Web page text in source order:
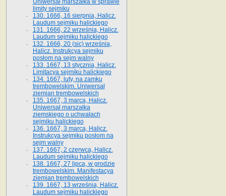
Uniwersał marszałka w sprawie
limity sejmiku
130. 1666, 16 sierpnia, Halicz.
Laudum sejmiku halickiego
131. 1666, 22 września, Halicz.
Laudum sejmiku halickiego
132. 1666, 20 (sic) września,
Halicz. Instrukcya sejmiku
posłom na sejm walny
133. 1667, 13 stycznia, Halicz.
Limitacya sejmiku halickiego
134. 1667, luty, na zamku
trembowelskim. Uniwersał
ziemian trembowelskich
135. 1667, 3 marca, Halicz.
Uniwersał marszałka
ziemskiego o uchwałach
sejmiku halickiego
136. 1667, 3 marca, Halicz.
Instrukcya sejmiku posłom na
sejm walny
137. 1667, 2 czerwca, Halicz.
Laudum sejmiku halickiego
138. 1667, 27 lipca, w grodzie
trembowelskim. Manifestacya
ziemian trembowelskich
139. 1667, 13 września, Halicz.
Laudum sejmiku halickiego